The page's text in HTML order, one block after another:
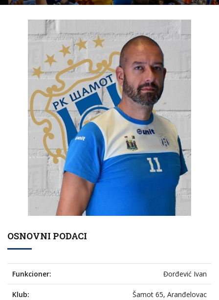
OSNOVNI PODACI
Funkcioner: Đorđević Ivan
Klub: Šamot 65, Aranđelovac